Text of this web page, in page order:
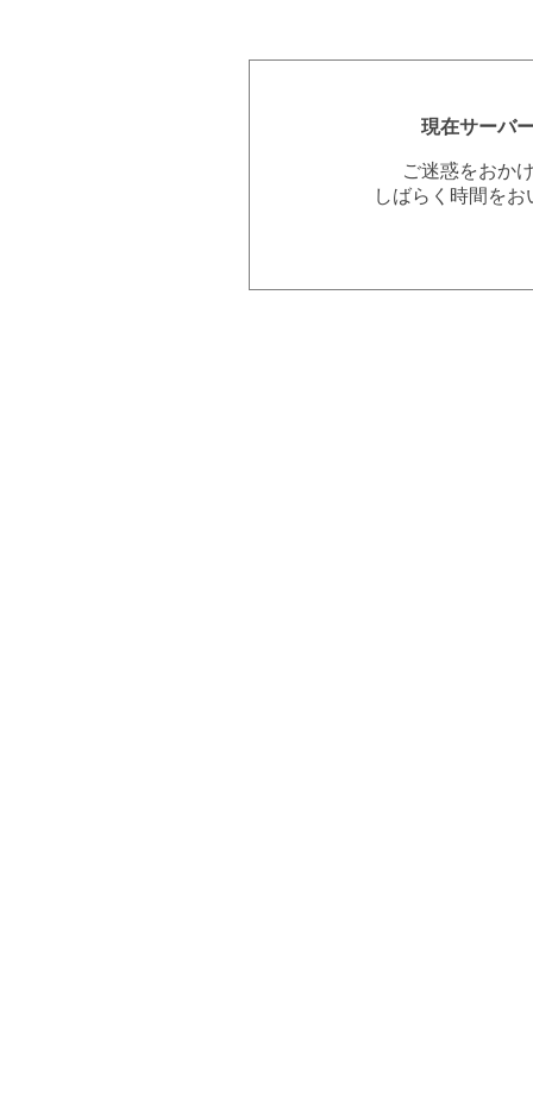
現在サーバ
ご迷惑をおか
しばらく時間を